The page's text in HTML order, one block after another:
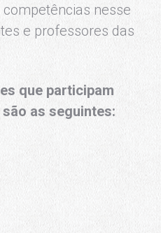
nesse
e professores das
que participam
as seguintes: